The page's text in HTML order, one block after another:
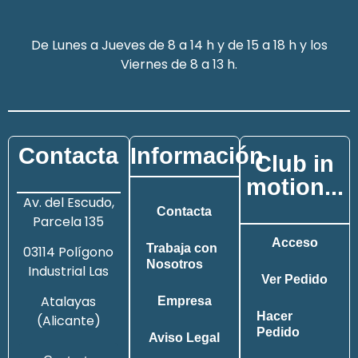
De Lunes a Jueves de 8 a 14 h y de 15 a 18 h y los
Viernes de 8 a 13 h.
Contacta
Av. del Escudo,
Parcela 135
03114 Polígono
Industrial Las
Atalayas
(Alicante)
Información
Contacta
Trabaja con
Nosotros
Empresa
Aviso Legal
Club in
motion...
Acceso
Ver Pedido
Hacer
Pedido